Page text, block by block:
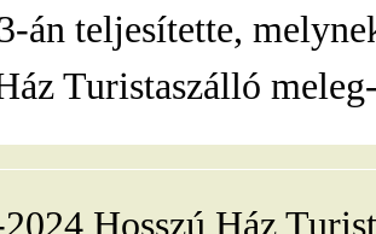
án teljesítette,
Turistaszálló
Hosszú Ház